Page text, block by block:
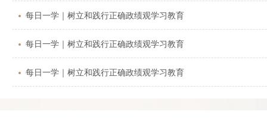
每日一学｜树立和践行正确政绩观学习教育
每日一学｜树立和践行正确政绩观学习教育
每日一学｜树立和践行正确政绩观学习教育